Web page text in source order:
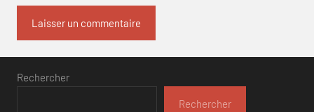
Rechercher
Rechercher